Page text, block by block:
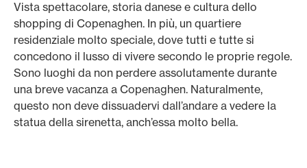
Vista spettacolare, storia danese e cultura dello
shopping di Copenaghen. In più, un quartiere
residenziale molto speciale, dove tutti e tutte si
concedono il lusso di vivere secondo le proprie regole.
Sono luoghi da non perdere assolutamente durante
una breve vacanza a Copenaghen. Naturalmente,
questo non deve dissuadervi dall’andare a vedere la
statua della sirenetta, anch’essa molto bella.